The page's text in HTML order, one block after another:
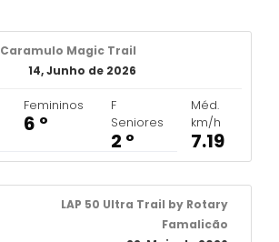
Caramulo Magic Trail
14, Junho de 2026
Femininos
6 º
F
Seniores
2 º
Méd.
km/h
7.19
LAP 50 Ultra Trail by Rotary
Famalicão